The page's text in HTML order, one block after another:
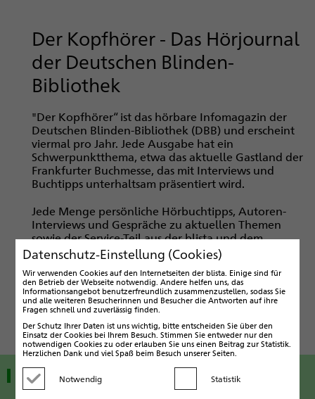
n
a
v
a
t
o
Der Kopfhörer - Das Hörjournal
der Deutschen Blinden-
Bibliothek
"Der Kopfhörer“ ist das hörbare Infomagazin der
Deutschen Blinden-Bibliothek (DBB) und erscheint
viermal pro Jahr. Jede Ausgabe hat ein
Schwerpunktthema, etwa das aktuelle Gastland der
Frankfurter Buchmesse, das mit Interviews und
Buchtipps unterhaltsam präsentiert wird.
Jede Menge persönliche Hörbuchtipps, Autoren-
Interviews und Gespräche zu aktuellen Themen
sowie der Service-Teil aus der blista und dem
Blindenwesen machen den "Kopfhörer" zu einem
spannenden Magazin rund ums Thema Bücher und
Literatur.
Kostenlos als Download oder auf einer DAISY-CD.
Hören Sie mal rein!
Datenschutz-Einstellung (Cookies)
Wir verwenden Cookies auf den Internetseiten der blista. Einige sind für
den Betrieb der Webseite notwendig. Andere helfen uns, das
Informationsangebot benutzerfreundlich zusammenzustellen, sodass Sie
und alle weiteren Besucherinnen und Besucher die Antworten auf ihre
Fragen schnell und zuverlässig finden.
Der Schutz Ihrer Daten ist uns wichtig, bitte entscheiden Sie über den
Einsatz der Cookies bei Ihrem Besuch. Stimmen Sie entweder nur den
notwendigen Cookies zu oder erlauben Sie uns einen Beitrag zur Statistik.
Herzlichen Dank und viel Spaß beim Besuch unserer Seiten.
Notwendig Statistik